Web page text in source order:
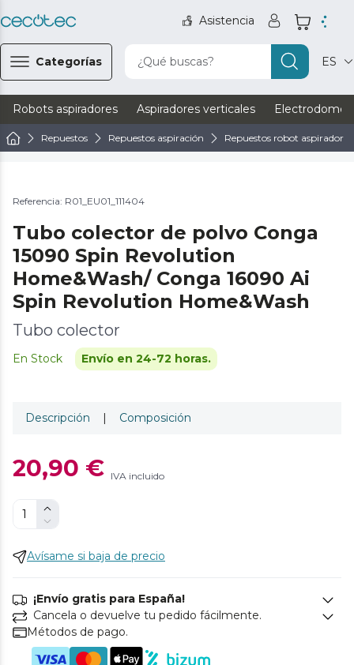
Asistencia
Categorías ¿Qué buscas? ES
Robots aspiradores Aspiradores verticales
Repuestos Repuestos aspiración Repuestos robot aspirador
Referencia: R01_EU01_111404
Tubo colector de polvo Conga
15090 Spin Revolution
Home&Wash/ Conga 16090 Ai
Spin Revolution Home&Wash
Tubo colector
En Stock Envío en 24-72 horas.
Descripción | Composición
20,90 € IVA incluido
Avísame si baja de precio
¡Envío gratis para España!
Cancela o devuelve tu pedido fácilmente.
Métodos de pago.